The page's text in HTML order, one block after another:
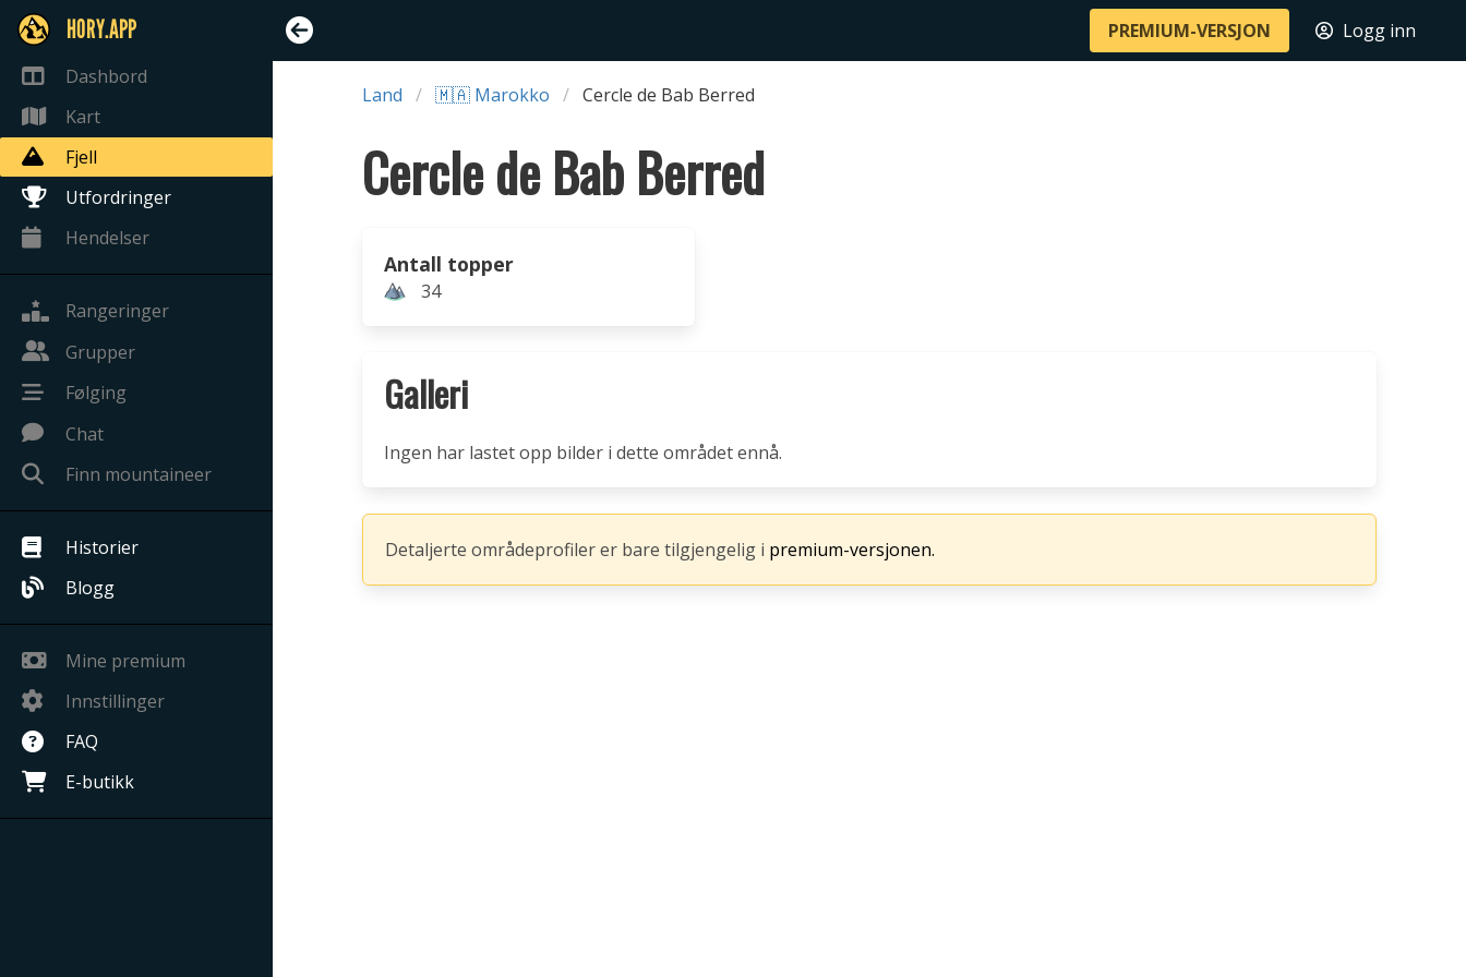
HORY.APP
Dashbord
Kart
Fjell
Utfordringer
Hendelser
Rangeringer
Grupper
Følging
Chat
Finn mountaineer
Historier
Blogg
Mine premium
Innstillinger
FAQ
E-butikk
PREMIUM-VERSJON Logg inn
Land 🇲🇦 Marokko Cercle de Bab Berred
Cercle de Bab Berred
Antall topper
34
Galleri
Ingen har lastet opp bilder i dette området ennå.
Detaljerte områdeprofiler er bare tilgjengelig i premium-versjonen.